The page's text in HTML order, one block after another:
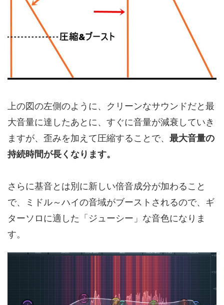
上の図の左側のように、クリーンなサウンドだと最
大音量に達したあとに、すぐに音量が減衰していき
ますが、歪みを加えて圧縮することで、 最大音量の
持続時間が長くなります。
さらに基音とは別に新しい倍音成分が加わること
で、ミドル～ハイの音域がブーストされるので、ギ
ターソロに適した「ジューシー」な音色になりま
す。